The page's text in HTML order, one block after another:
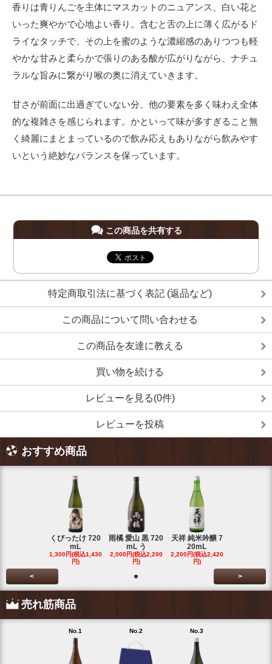
香りは青りんごを主体にマスカットのニュアンス、白い花と
いった爽やかで心地よい香り。含むと舌の上に薄く広がるド
ライなタッチで、その上を蜜のような濃縮感のありつつも軽
やかな甘みと柔らかで張りのある酸が広がりながら、ナチュ
ラルな旨みに繋がり喉の奥に消えていきます。
甘さが前面に出過ぎていない分、他の要素を多く味わえ全体
的な複雑さを感じられます。かといって味が多すぎること無
く綺麗にまとまっているので飲み応えもありながら飲みやす
いという絶妙なバランスを保っています。
この商品を共有する
特定商取引法に基づく表記 (返品など)
この商品について問い合わせる
この商品を友達に教える
買い物を続ける
レビューを見る(0件)
レビューを投稿
おすすめ商品
くびったけ 720
mL
1,300円(税込1,430
円)
雨橘 愛山 黒 720
mL う
2,000円(税込2,200
円)
天祥 純米吟醸 7
20mL
2,200円(税込2,420
円)
< >
売れ筋商品
No.1 No.2 No.3